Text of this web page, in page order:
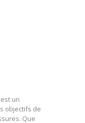
est un
objectifs de
Que